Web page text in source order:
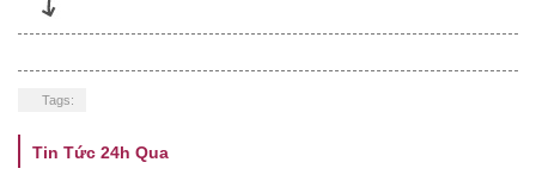
Tags:
Tin Tức 24h Qua